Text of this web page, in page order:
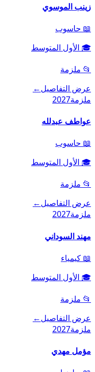
زينب الموسوي
📖 حاسوب
🎓 الأول المتوسط
📂 ملزمة
عرض التفاصيل←
ملزمة2027
عواطف عبدلله
📖 حاسوب
🎓 الأول المتوسط
📂 ملزمة
عرض التفاصيل←
ملزمة2027
مهند السوداني
📖 كيمياء
🎓 الأول المتوسط
📂 ملزمة
عرض التفاصيل←
ملزمة2027
مؤمل مهدي